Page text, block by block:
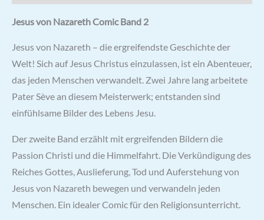
Jesus von Nazareth Comic Band 2
Jesus von Nazareth – die ergreifendste Geschichte der
Welt! Sich auf Jesus Christus einzulassen, ist ein Abenteuer,
das jeden Menschen verwandelt. Zwei Jahre lang arbeitete
Pater Sève an diesem Meisterwerk; entstanden sind
einfühlsame Bilder des Lebens Jesu.
Der zweite Band erzählt mit ergreifenden Bildern die
Passion Christi und die Himmelfahrt. Die Verkündigung des
Reiches Gottes, Auslieferung, Tod und Auferstehung von
Jesus von Nazareth bewegen und verwandeln jeden
Menschen. Ein idealer Comic für den Religionsunterricht.